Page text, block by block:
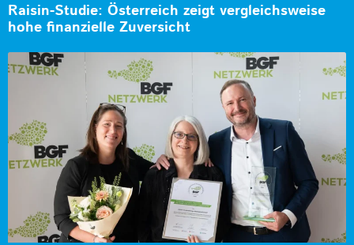
Raisin-Studie: Österreich zeigt vergleichsweise
hohe finanzielle Zuversicht